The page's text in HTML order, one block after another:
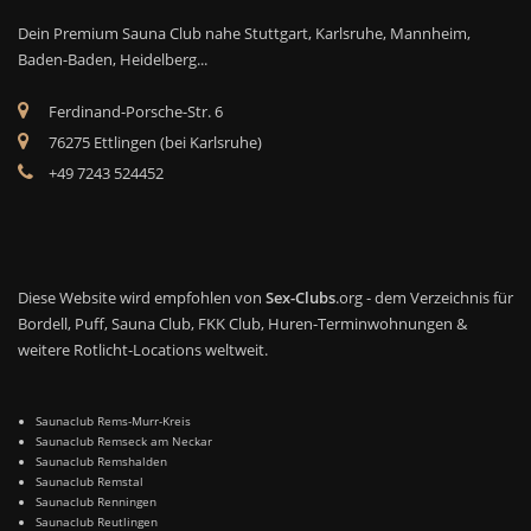
Dein Premium Sauna Club nahe Stuttgart, Karlsruhe, Mannheim,
Baden-Baden, Heidelberg...
Ferdinand-Porsche-Str. 6
76275 Ettlingen (bei Karlsruhe)
+49 7243 524452
Diese Website wird empfohlen von Sex-Clubs.org - dem Verzeichnis für
Bordell, Puff, Sauna Club, FKK Club, Huren-Terminwohnungen &
weitere Rotlicht-Locations weltweit.
Saunaclub Rems-Murr-Kreis
Saunaclub Remseck am Neckar
Saunaclub Remshalden
Saunaclub Remstal
Saunaclub Renningen
Saunaclub Reutlingen